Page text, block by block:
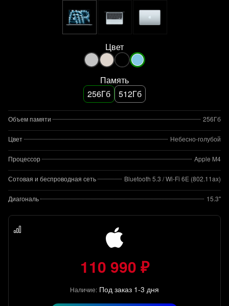
Цвет
Память
256Гб
512Гб
Объем памяти 256Гб
Цвет Небесно-голубой
Процессор Apple M4
Сотовая и беспроводная сеть Bluetooth 5.3 / Wi-Fi 6E (802.11ax)
Диагональ 15.3"
110 990 ₽
Наличие: Под заказ 1-3 дня